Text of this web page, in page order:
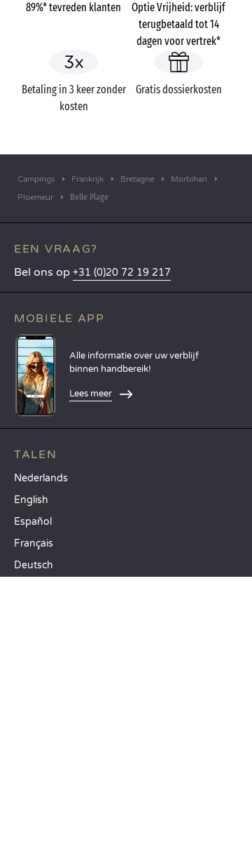
89%* tevreden klanten
Optie Vrijheid: verblijf
terugbetaald tot 14
dagen voor vertrek*
Betaling in 3 keer zonder
kosten
Gratis dossierkosten
Campings Frankrijk Bretagne
Morbihan
Ploemeur
Belle Plage
EEN VRAAG?
Bel ons op +31 (0)20 72 19 217
MOBIELE APP
Alle informatie over uw verblijf
binnen handbereik!
Lees meer
TALEN
Nederlands
English
Español
Français
Deutsch